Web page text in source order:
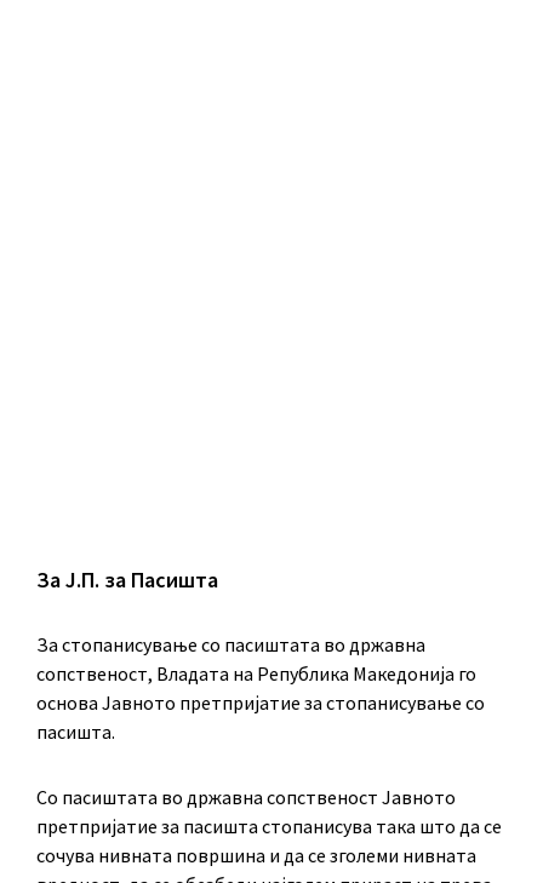
За Ј.П. за Пасишта
За стопанисување со пасиштата во државна
сопственост, Владата на Република Македонија го
основа Јавното претпријатие за стопанисување со
пасишта.
Co пасиштата во државна сопственост Јавното
претпријатие за пасишта стопанисува така што да се
сочува нивната површина и да се зголеми нивната